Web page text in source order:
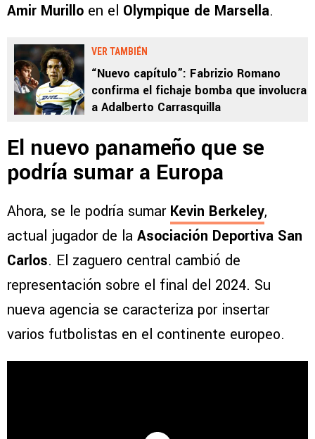
Amir Murillo en el Olympique de Marsella.
VER TAMBIÉN
“Nuevo capítulo”: Fabrizio Romano
confirma el fichaje bomba que involucra
a Adalberto Carrasquilla
El nuevo panameño que se
podría sumar a Europa
Ahora, se le podría sumar Kevin Berkeley,
actual jugador de la Asociación Deportiva San
Carlos. El zaguero central cambió de
representación sobre el final del 2024. Su
nueva agencia se caracteriza por insertar
varios futbolistas en el continente europeo.